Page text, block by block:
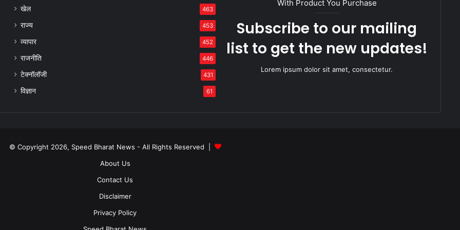
खेल 463
राज्य 453
व्यापार 452
राजनीति 446
टेक्नॉलॉजी 431
विज्ञान 61
With Product You Purchase
Subscribe to our mailing
list to get the new updates!
Lorem ipsum dolor sit amet, consectetur.
© Copyright 2026, Speed Bharat News - All Rights Reserved |
About Us
Contact Us
Disclaimer
Privacy Policy